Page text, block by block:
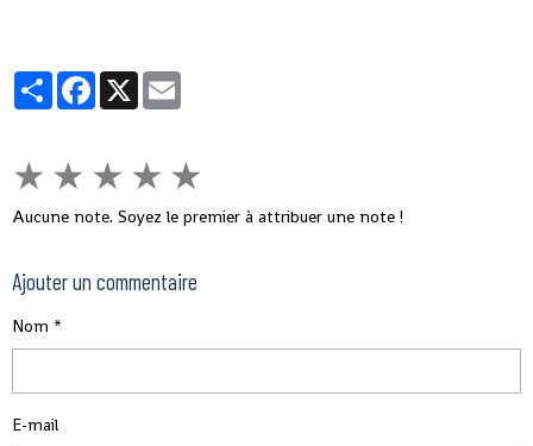
PartagerFacebook
X
★ ★ ★ ★ ★
Aucune note. Soyez le premier à attribuer une note !
Ajouter un commentaire
Nom
E-mail